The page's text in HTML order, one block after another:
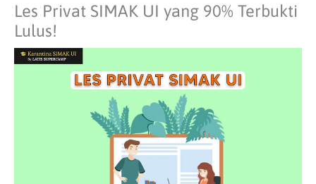
Les Privat SIMAK UI yang 90% Terbukti
Lulus!